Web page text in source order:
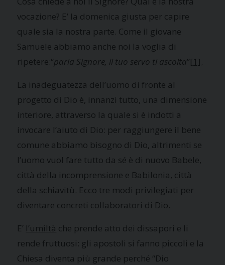
vocazione? E’ la domenica giusta per capire
quale sia la nostra parte. Come il giovane
Samuele abbiamo anche noi la voglia di
ripetere:“parla Signore, il tuo servo ti ascolta”[1].
La inadeguatezza dell’uomo di fronte al
progetto di Dio è, innanzi tutto, una dimensione
interiore, attraverso la quale si è indotti a
invocare l’aiuto di Dio: per raggiungere il bene
comune abbiamo bisogno di Dio, altrimenti se
l’uomo vuol fare tutto da sé è di nuovo Babele,
città della incomprensione e Babilonia, città
della schiavitù. Ecco tre modi privilegiati per
diventare concreti collaboratori di Dio.
E’ l’umiltà che prende atto dei dissapori e li
rende fruttuosi: gli apostoli si fanno piccoli e la
Chiesa diventa più grande perché “Dio